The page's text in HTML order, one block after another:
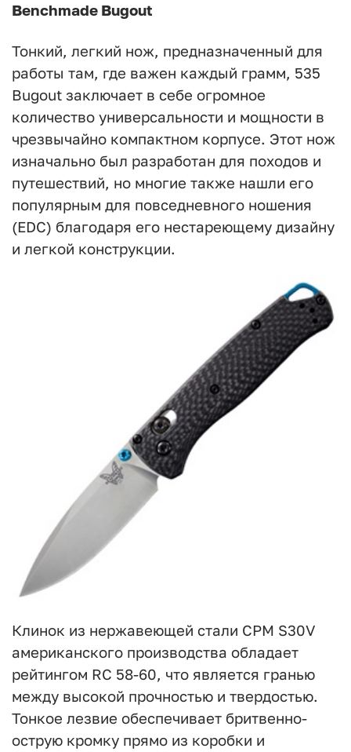
Benchmade Bugout
Тонкий, легкий нож, предназначенный для
работы там, где важен каждый грамм, 535
Bugout заключает в себе огромное
количество универсальности и мощности в
чрезвычайно компактном корпусе. Этот нож
изначально был разработан для походов и
путешествий, но многие также нашли его
популярным для повседневного ношения
(EDC) благодаря его нестареющему дизайну
и легкой конструкции.
Клинок из нержавеющей стали CPM S30V
американского производства обладает
рейтингом RC 58-60, что является гранью
между высокой прочностью и твердостью.
Тонкое лезвие обеспечивает бритвенно-
острую кромку прямо из коробки и